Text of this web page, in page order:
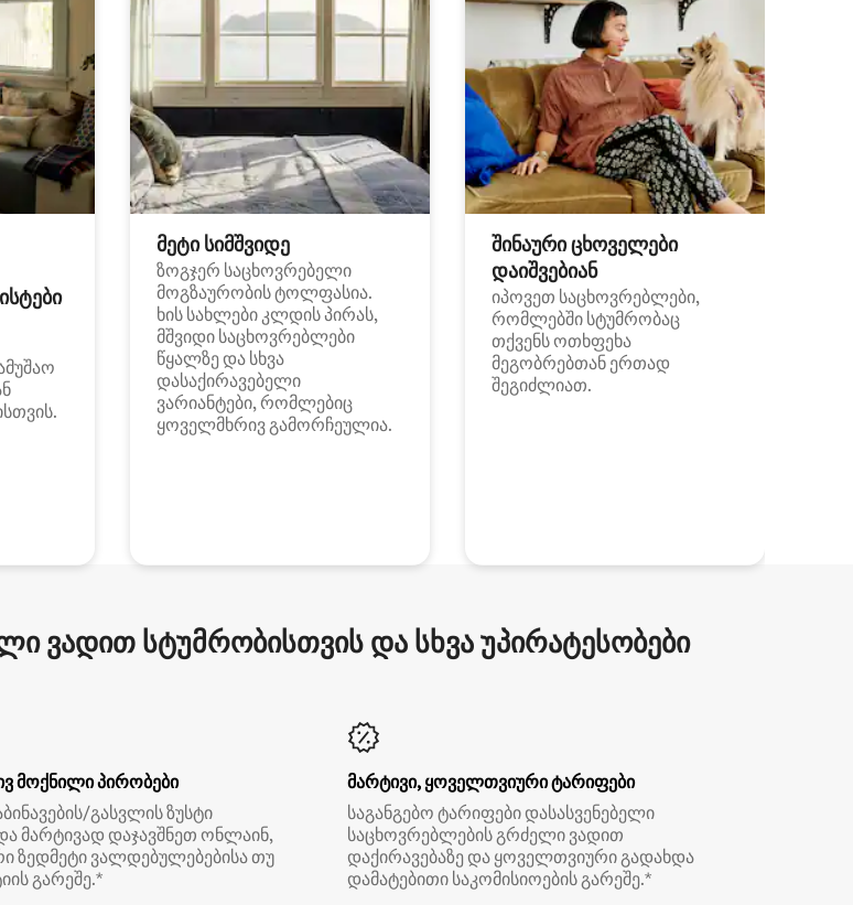
მეტი სიმშვიდე
ზოგჯერ საცხოვრებელი
მოგზაურობის ტოლფასია.
ხის სახლები კლდის პირას,
მშვიდი საცხოვრებლები
წყალზე და სხვა
დასაქირავებელი
ვარიანტები, რომლებიც
ყოველმხრივ გამორჩეულია.
შინაური ცხოველები
დაიშვებიან
იპოვეთ საცხოვრებლები,
რომლებში სტუმრობაც
თქვენს ოთხფეხა
მეგობრებთან ერთად
შეგიძლიათ.
ვადით სტუმრობისთვის და სხვა უპირატესობები
მოქნილი პირობები
გასვლის ზუსტი
მარტივად დაჯავშნეთ ონლაინ,
ზედმეტი ვალდებულებებისა თუ
გარეშე.*
მარტივი, ყოველთვიური ტარიფები
საგანგებო ტარიფები დასასვენებელი
საცხოვრებლების გრძელი ვადით
დაქირავებაზე და ყოველთვიური გადახდა
დამატებითი საკომისიოების გარეშე.*